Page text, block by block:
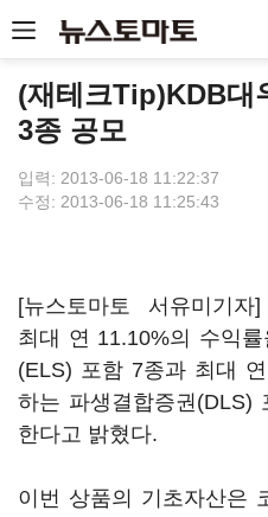
(재테크Tip)KDB대
3종 공모
입력: 2013-06-18 11:22:37
수정: 2013-06-18 11:25:43
[뉴스토마토 서유미기자
최대 연 11.10%의 수익
(ELS) 포함 7종과 최대
하는 파생결합증권(DLS)
한다고 밝혔다.
이번 상품의 기초자산은